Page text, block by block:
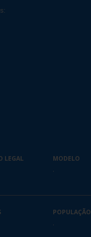
LEGAL MODELO
.
POPULAÇÃO
.